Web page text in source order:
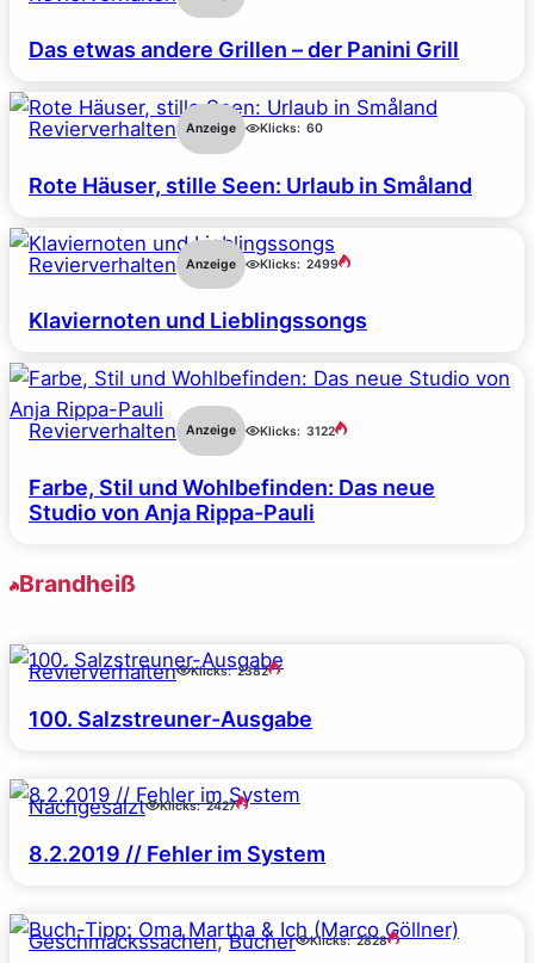
Das etwas andere Grillen – der Panini Grill
Revierverhalten Anzeige Klicks: 60
Rote Häuser, stille Seen: Urlaub in Småland
Revierverhalten Anzeige Klicks: 2499
Klaviernoten und Lieblingssongs
Revierverhalten Anzeige Klicks: 3122
Farbe, Stil und Wohlbefinden: Das neue
Studio von Anja Rippa-Pauli
Brandheiß
Revierverhalten Klicks: 2382
100. Salzstreuner-Ausgabe
Nachgesalzt Klicks: 2427
8.2.2019 // Fehler im System
Geschmackssachen, Bücher Klicks: 2828